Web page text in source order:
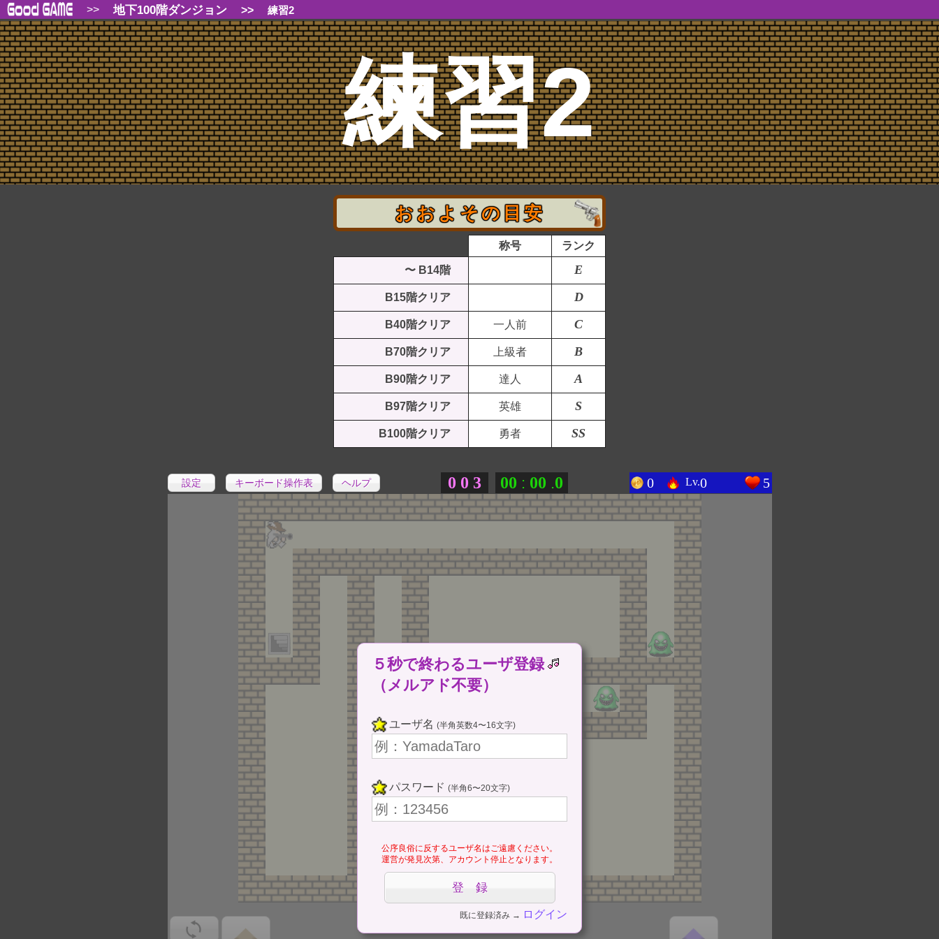
>> 地下100階ダンジョン >> 練習2
練習2
おおよその目安
称号 ランク
〜 B14階 E
B15階クリア D
B40階クリア 一人前 C
B70階クリア 上級者 B
B90階クリア 達人 A
B97階クリア 英雄 S
B100階クリア 勇者 SS
設定 キーボード操作表 ヘルプ 0 0 3 00 : 00 .0 0 Lv.0 5
５秒で終わるユーザ登録
（メルアド不要）
ユーザ名 (半角英数4〜16文字)
パスワード (半角6〜20文字)
公序良俗に反するユーザ名はご遠慮ください。
運営が発見次第、アカウント停止となります。
既に登録済み → ログイン